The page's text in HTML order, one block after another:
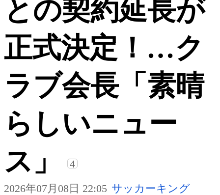
との契約延長が
正式決定！…ク
ラブ会長「素晴
らしいニュー
ス」
4
2026年07月08日 22:05 サッカーキング